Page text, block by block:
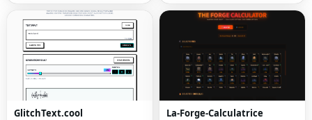
GlitchText.cool La-Forge-Calculatrice